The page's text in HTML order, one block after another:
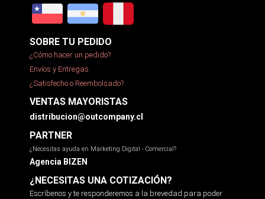
SOBRE TU PEDIDO
¿Cómo hacer un pedido?
Envíos y Entregas
¿Satisfecho o Reembolsado?
VENTAS MAYORISTAS
distribucion@outcompany.cl
PARTNER
¿Necesitas ayuda en Marketing Digital - Comercial?
Agencia BIZEN
¿NECESITAS UNA COTIZACIÓN?
Escríbenos y te responderemos a la brevedad para poder